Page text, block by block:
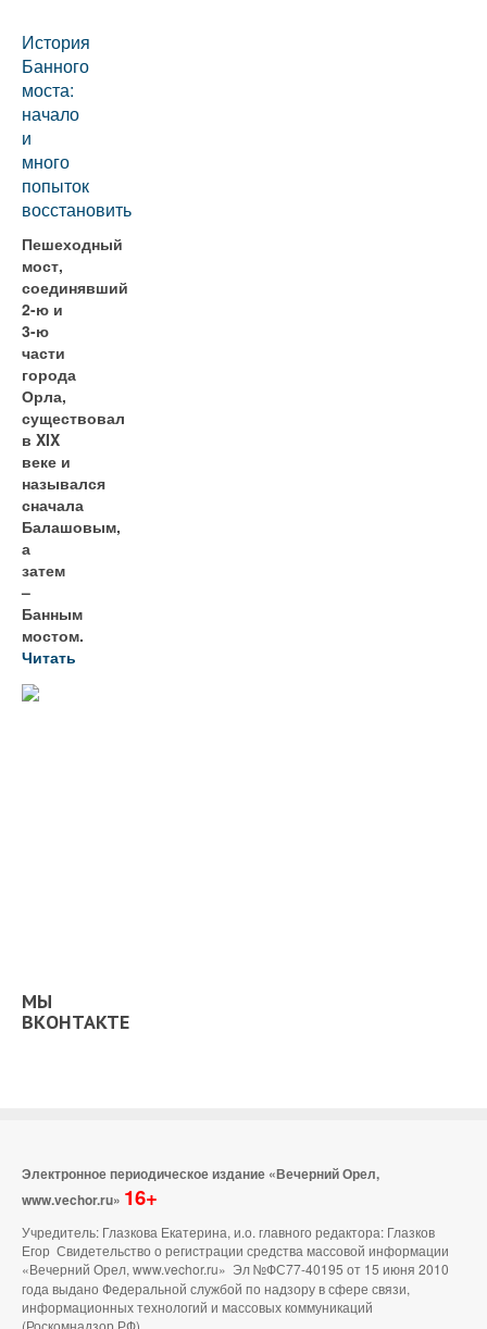
История
Банного
моста:
начало
и
много
попыток
восстановить
Пешеходный
мост,
соединявший
2-ю и
3-ю
части
города
Орла,
существовал
в XIX
веке и
назывался
сначала
Балашовым,
а
затем
–
Банным
мостом.
Читать
МЫ
ВКОНТАКТЕ
Электронное периодическое издание «Вечерний Орел,
www.vechor.ru» 16+
Учредитель: Глазкова Екатерина, и.о. главного редактора: Глазков
Егор Свидетельство о регистрации средства массовой информации
«Вечерний Орел, www.vechor.ru» Эл №ФС77-40195 от 15 июня 2010
года выдано Федеральной службой по надзору в сфере связи,
информационных технологий и массовых коммуникаций
(Роскомнадзор РФ).